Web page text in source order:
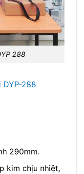
288
DYP-288
290mm.
kim chịu nhiệt,